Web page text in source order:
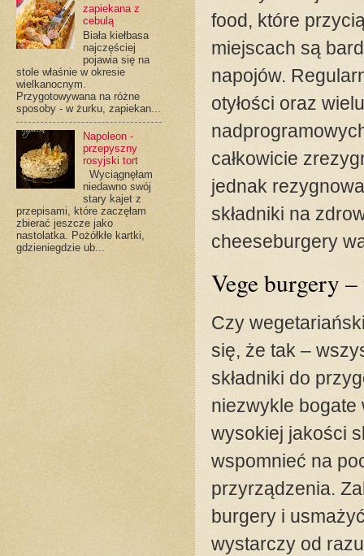
food, które
miejscach są
napojów.
otyłości oraz
całkowicie
jednak
składniki na
cheeseburgery
Vege burgery
Czy
się, że tak –
składniki do
niezwykle
wysokiej jakości
wspomnieć na
przyrządzenia.
burgery i
wystarczy od
zapiekana z
cebulą
Biała kiełbasa
najczęściej
pojawia się na
stole właśnie w okresie
wielkanocnym.
Przygotowywana na różne
sposoby - w żurku, zapiekan...
Napoleon -
przepyszny
rosyjski tort
Wyciągnęłam
niedawno swój
stary kajet z
przepisami, które zaczęłam
zbierać jeszcze jako
nastolatka. Pożółkłe kartki,
gdzieniegdzie ub...